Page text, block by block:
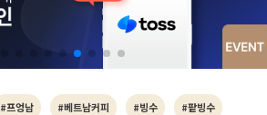
#프엉남 #베트남커피 #빙수 #팥빙수